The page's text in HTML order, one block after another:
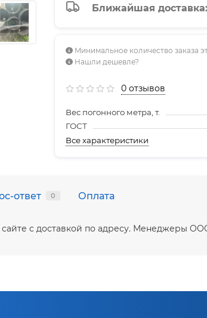
Ближайшая доставка:
Минимальное количество заказа
Нашли дешевле?
0 отзывов
Вес погонного метра, т.
ГОСТ
Все характеристики
ответ 0 Оплата
сайте с доставкой по адресу. Менеджеры